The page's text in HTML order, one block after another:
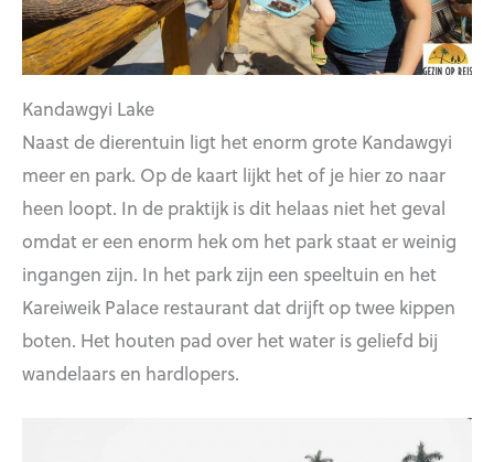
Kandawgyi Lake
Naast de dierentuin ligt het enorm grote Kandawgyi
meer en park. Op de kaart lijkt het of je hier zo naar
heen loopt. In de praktijk is dit helaas niet het geval
omdat er een enorm hek om het park staat er weinig
ingangen zijn. In het park zijn een speeltuin en het
Kareiweik Palace restaurant dat drijft op twee kippen
boten. Het houten pad over het water is geliefd bij
wandelaars en hardlopers.